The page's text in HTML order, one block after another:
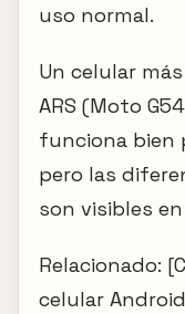
uso normal.
Un celular
ARS (Moto
funciona bien
pero las
son visibles
Relacionado:
celular